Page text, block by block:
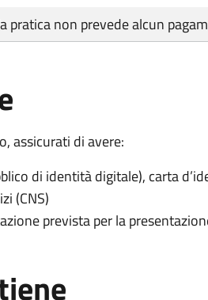
pratica non prevede alcun
assicurati di avere:
di identità digitale), carta
(CNS)
prevista per la